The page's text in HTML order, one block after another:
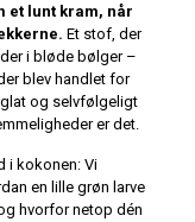
et lunt kram, når
Et stof, der
i bløde bølger –
blev handlet for
og selvfølgeligt
er det.
i kokonen: Vi
en lille grøn larve
hvorfor netop dén